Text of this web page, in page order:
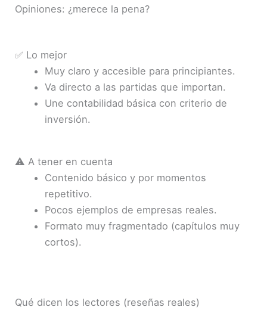
Opiniones: ¿merece la pena?
✅ Lo mejor
Muy claro y accesible para principiantes.
Va directo a las partidas que importan.
Une contabilidad básica con criterio de
inversión.
⚠️ A tener en cuenta
Contenido básico y por momentos
repetitivo.
Pocos ejemplos de empresas reales.
Formato muy fragmentado (capítulos muy
cortos).
Qué dicen los lectores (reseñas reales)